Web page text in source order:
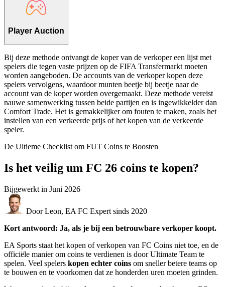
Player Auction
Bij deze methode ontvangt de koper van de verkoper een lijst met
spelers die tegen vaste prijzen op de FIFA Transfermarkt moeten
worden aangeboden. De accounts van de verkoper kopen deze
spelers vervolgens, waardoor munten beetje bij beetje naar de
account van de koper worden overgemaakt. Deze methode vereist
nauwe samenwerking tussen beide partijen en is ingewikkelder dan
Comfort Trade. Het is gemakkelijker om fouten te maken, zoals het
instellen van een verkeerde prijs of het kopen van de verkeerde
speler.
De Ultieme Checklist om FUT Coins te Boosten
Is het veilig um FC 26 coins te kopen?
Bijgewerkt in Juni 2026
Door Leon, EA FC Expert sinds 2020
Kort antwoord: Ja, als je bij een betrouwbare verkoper koopt.
EA Sports staat het kopen of verkopen van FC Coins niet toe, en de
officiële manier om coins te verdienen is door Ultimate Team te
spelen. Veel spelers kopen echter coins om sneller betere teams op
te bouwen en te voorkomen dat ze honderden uren moeten grinden.